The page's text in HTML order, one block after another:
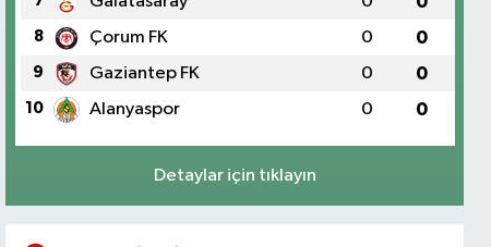
8 Çorum FK 0 0
9 Gaziantep FK 0 0
10 Alanyaspor 0 0
Detaylar için tıklayın